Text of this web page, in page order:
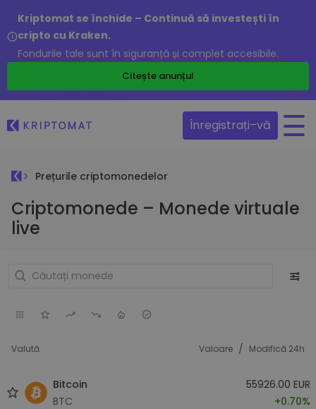
Kriptomat se închide – Continuă să investești în
cripto cu Kraken.
Fondurile tale sunt în siguranță și complet accesibile.
Citește anunțul
Înregistrați–vă
Prețurile criptomonedelor
Criptomonede – Monede virtuale
live
Valută Valoare / Modifică 24h
Bitcoin
BTC
55926.00 EUR
+0.70%